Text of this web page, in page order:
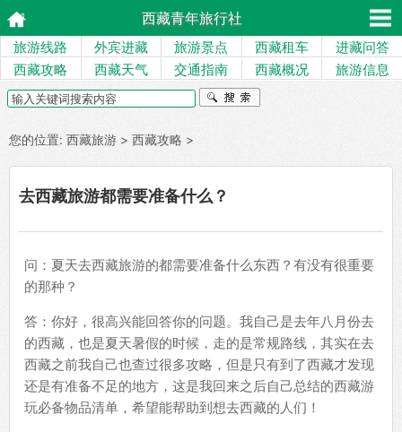
西藏青年旅行社
旅游线路 外宾进藏 旅游景点 西藏租车
进藏问答
西藏攻略
西藏天气 交通指南 西藏概况 旅游信息
您的位置: 西藏旅游 > 西藏攻略 >
去西藏旅游都需要准备什么？
问：夏天去西藏旅游的都需要准备什么东西？有没有很重要
的那种？
答：你好，很高兴能回答你的问题。我自己是去年八月份去
的西藏，也是夏天暑假的时候，走的是常规路线，其实在去
西藏之前我自己也查过很多攻略，但是只有到了西藏才发现
还是有准备不足的地方，这是我回来之后自己总结的西藏游
玩必备物品清单，希望能帮助到想去西藏的人们！